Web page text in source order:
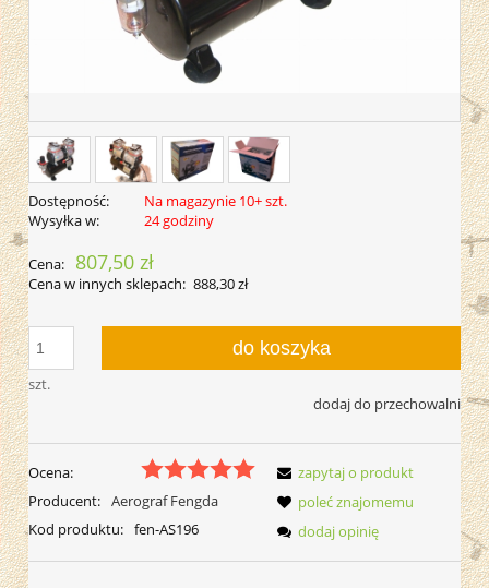
Dostępność:
Na magazynie 10+ szt.
Wysyłka w:
24 godziny
Cena: 807,50 zł
Cena w innych sklepach: 888,30 zł
szt.
do koszyka
dodaj do przechowalni
Ocena:
Producent: Aerograf Fengda
Kod produktu: fen-AS196
zapytaj o produkt
poleć znajomemu
dodaj opinię